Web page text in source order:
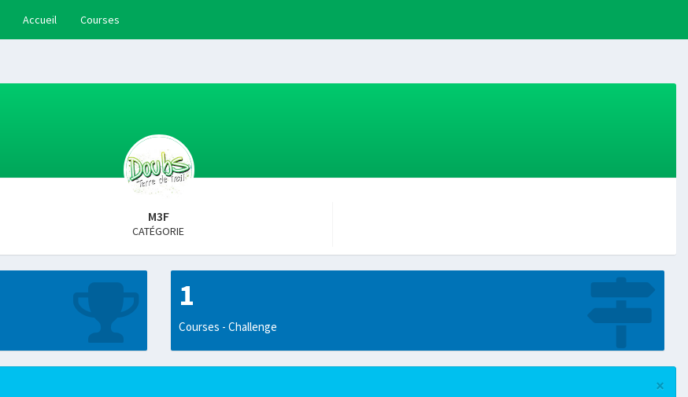
Accueil Courses
M3F
CATÉGORIE
1
Courses - Challenge
×